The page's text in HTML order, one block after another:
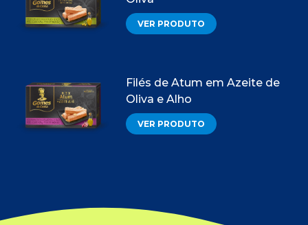
VER PRODUTO
Filés de Atum em Azeite de
Oliva e Alho
VER PRODUTO